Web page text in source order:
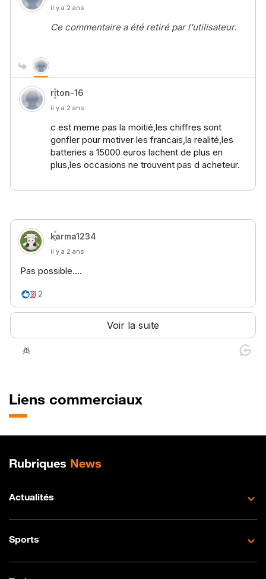
Liens commerciaux
Plan de site
Rubriques News
Actualités
Sports